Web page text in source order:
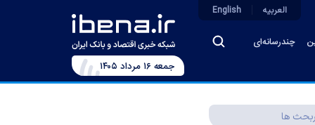
چندرسانه‌ای
العربیه English
جمعه ۱۶ مرداد ۱۴۰۵
ها